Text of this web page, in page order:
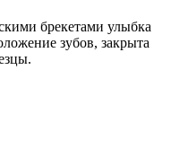
брекетами улыбка
зубов, закрыта